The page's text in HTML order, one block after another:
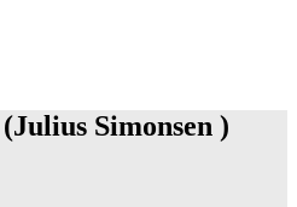
Simonsen )